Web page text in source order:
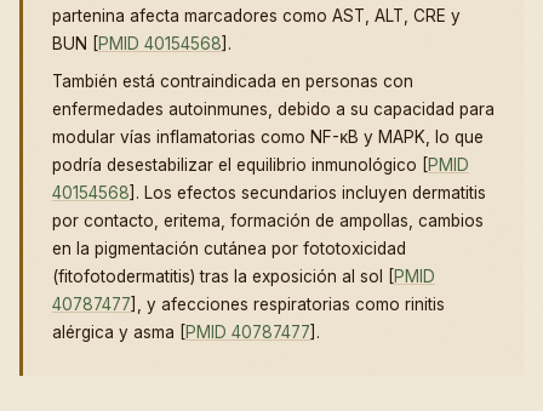
partenina afecta marcadores como AST, ALT, CRE y
BUN [PMID 40154568].
También está contraindicada en personas con
enfermedades autoinmunes, debido a su capacidad para
modular vías inflamatorias como NF-κB y MAPK, lo que
podría desestabilizar el equilibrio inmunológico [PMID
40154568]. Los efectos secundarios incluyen dermatitis
por contacto, eritema, formación de ampollas, cambios
en la pigmentación cutánea por fototoxicidad
(fitofotodermatitis) tras la exposición al sol [PMID
40787477], y afecciones respiratorias como rinitis
alérgica y asma [PMID 40787477].